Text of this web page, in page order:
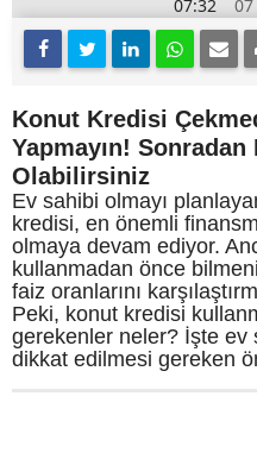
07:32
Konut Kredisi
Yapmayın! Sonradan
Olabilirsiniz
Ev sahibi olmayı
kredisi, en önemli
olmaya devam ediyor.
kullanmadan önce
faiz oranlarını
Peki, konut kredisi
gerekenler neler? İşte ev
dikkat edilmesi gereken